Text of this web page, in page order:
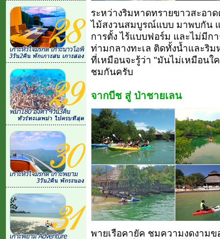
ระหว่างริมหาดทรายขาวสะอา
ไม้สงวนสมบูรณ์แบบ มาพบกัน แ
การตั้ง ไร้แบบฟอร์ม และไม่มีก
ท่ามกลางทะเล ติดทั้งน้ำและริ
ที่เหมือนจะรู้ว่า "มันไม่เหมือนใ
ชมกันครับ
จากบีช สู่ ป่าชายเลน
พายเรือคายัค ชมความงดงามข